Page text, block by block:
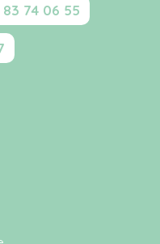
74 06 55